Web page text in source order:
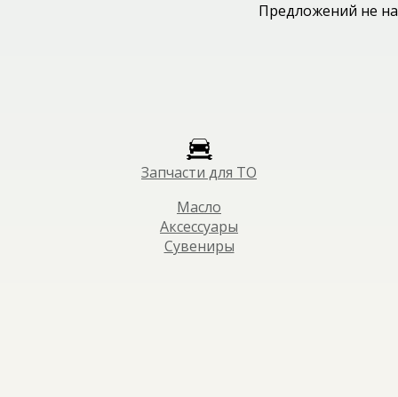
Предложений не
Запчасти для ТО
Масло
Аксессуары
Сувениры